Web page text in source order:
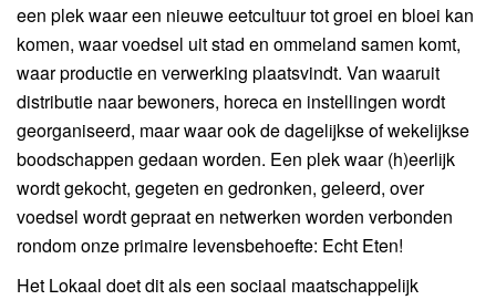
een plek waar een nieuwe eetcultuur tot groei en bloei kan
komen, waar voedsel uit stad en ommeland samen komt,
waar productie en verwerking plaatsvindt. Van waaruit
distributie naar bewoners, horeca en instellingen wordt
georganiseerd, maar waar ook de dagelijkse of wekelijkse
boodschappen gedaan worden. Een plek waar (h)eerlijk
wordt gekocht, gegeten en gedronken, geleerd, over
voedsel wordt gepraat en netwerken worden verbonden
rondom onze primaire levensbehoefte: Echt Eten!
Het Lokaal doet dit als een sociaal maatschappelijk